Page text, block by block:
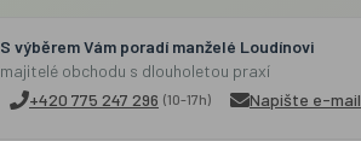
S výběrem Vám poradí manželé Loudínovi
majitelé obchodu s dlouholetou praxí
+420 775 247 296 (10-17h) Napište e-mail